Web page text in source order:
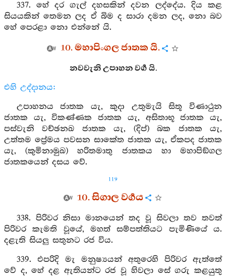
337. හේ දර ගැල් දහසකින් දවන ලද්දේය. දිය කළ
සියයකින් තෙමන ලද ඒ බිම ද සාරා දමන ලද, නො බව
හේ පෙරළා නො එන්නේ යි.
10. මහාපිංගල ජාතක යි.
නවවැනි උපාහන වර්‍ග යි.
එහි උද්දානය:
උපාහනය ජාතක යැ, කුදා උතුමැයි සිතූ විණාථුන
ජාතක යැ, විකණ්ණක ජාතක යැ, අසිතාභූ ජාතක යැ,
පස්වැනි වච්ඡනඛ ජාතක යැ, (දිප්) බක ජාතක යැ,
උත්තම ප්‍රේමය පවසන සාකේත ජාතක යැ, ඒකපද ජාතක
යැ, (කුමිනාමුඛ) හරිතමාතු ජාතකය හා මහාපිඞ්ගල
ජාතකයෙන් දසය වේ.
119
10. සිගාල වර්‍ගය
338. පිරිවර නිසා මානයෙන් තද වූ සිවලා තව තවත්
පිරිවර කැමති වූයේ, මහත් සම්පත්තියට පැමිණියේ ය.
දළැති සියලු සතුනට රජ විය.
339. එපරිදි මැ මනුෂ්‍යයන් අතුරෙහි පිරිවර ඇත්තේ
වේ ද, හේ දළ ඇතියන්ට රජ වූ හිවලා සේ ගරු කළයුතු